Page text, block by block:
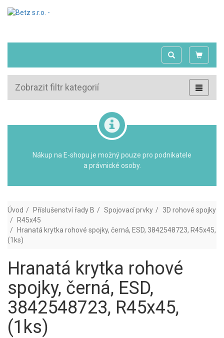
Zobrazit filtr kategorií
Nákup na E-shopu je možný pouze pro podnikatele
a právnické osoby.
Úvod Příslušenství řady B Spojovací prvky
3D rohové spojky
R45x45
Hranatá krytka rohové spojky, černá, ESD, 3842548723, R45x45,
(1ks)
Hranatá krytka rohové
spojky, černá, ESD,
3842548723, R45x45,
(1ks)